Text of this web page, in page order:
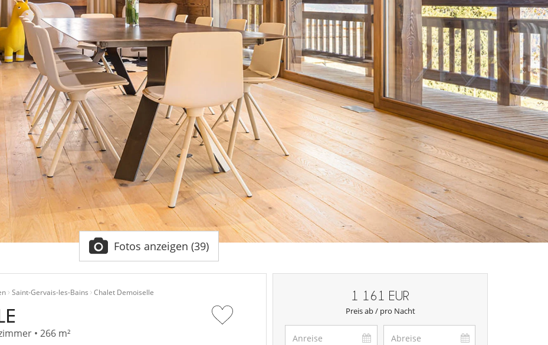
Fotos anzeigen (39)
Saint-Gervais-les-Bains Chalet Demoiselle
• 266 m²
1 161 EUR
Preis ab / pro Nacht